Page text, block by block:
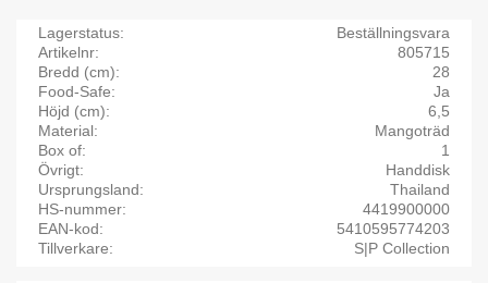
Lagerstatus
Beställningsvara
Artikelnr
805715
Bredd (cm)
28
Food-Safe
Ja
Höjd (cm)
6,5
Material
Mangoträd
Box of
1
Övrigt
Handdisk
Ursprungsland
Thailand
HS-nummer
4419900000
EAN-kod
5410595774203
Tillverkare
S|P Collection